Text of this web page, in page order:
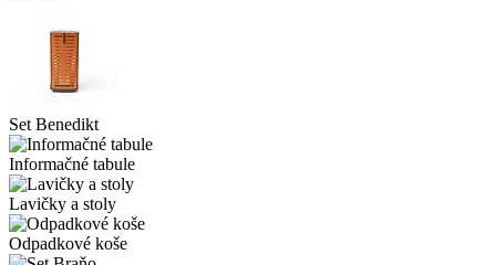
Set Benedikt
Informačné tabule
Lavičky a stoly
Odpadkové koše